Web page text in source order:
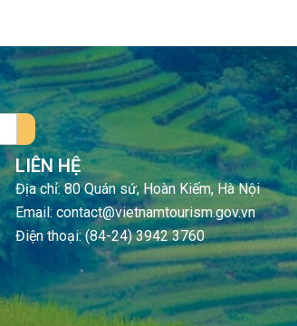
LIÊN HỆ
Địa chỉ: 80 Quán sứ, Hoàn Kiếm, Hà Nội
Email: contact@vietnamtourism.gov.vn
Điện thoại: (84-24) 3942 3760